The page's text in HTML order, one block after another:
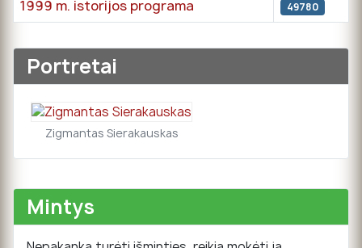
1999 m. istorijos programa 49780
Portretai
Zigmantas Sierakauskas
Mintys